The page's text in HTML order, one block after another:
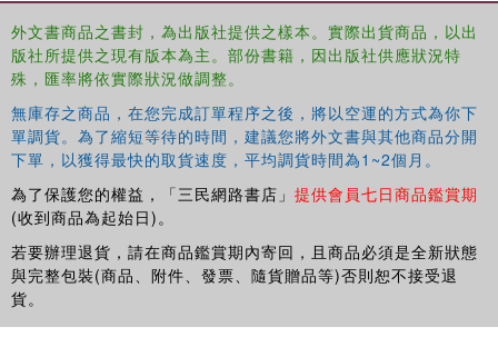
外文書商品之書封，為出版社提供之樣本。實際出貨商品，以出
版社所提供之現有版本為主。部份書籍，因出版社供應狀況特
殊，匯率將依實際狀況做調整。
無庫存之商品，在您完成訂單程序之後，將以空運的方式為你下
單調貨。為了縮短等待的時間，建議您將外文書與其他商品分開
下單，以獲得最快的取貨速度，平均調貨時間為1~2個月。
為了保護您的權益，「三民網路書店」 提供會員七日商品鑑賞期
(收到商品為起始日)。
若要辦理退貨，請在商品鑑賞期內寄回，且商品必須是全新狀態
與完整包裝(商品、附件、發票、隨貨贈品等)否則恕不接受退
貨。